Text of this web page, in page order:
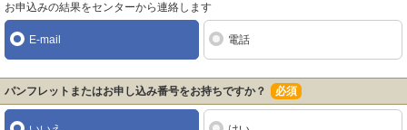
お申込みの結果をセンターから連絡します
E-mail 電話
パンフレットまたはお申し込み番号をお持ちですか？ 必須